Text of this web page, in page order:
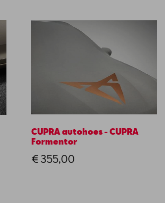
CUPRA autohoes - CUPRA
Formentor
€ 355,00